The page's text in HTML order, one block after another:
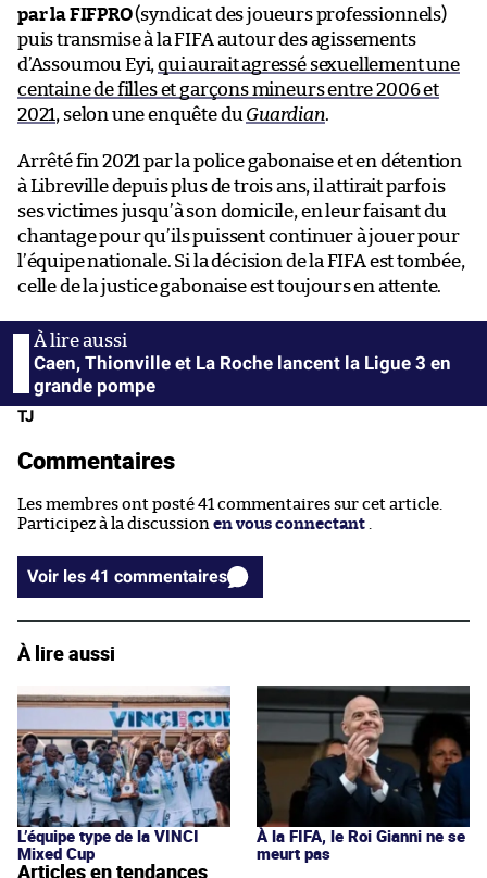
par la FIFPRO(syndicat des joueurs professionnels)
puis transmise à la FIFA autour des agissements
d’Assoumou Eyi,qui aurait agressé sexuellement une
centaine de filles et garçons mineurs entre 2006 et
2021, selon une enquête du Guardian.
Arrêté fin 2021 par la police gabonaise et en détention
à Libreville depuis plus de trois ans, il attirait parfois
ses victimes jusqu’à son domicile, en leur faisant du
chantage pour qu’ils puissent continuer à jouer pour
l’équipe nationale. Si la décision de la FIFA est tombée,
celle de la justice gabonaise est toujours en attente.
Caen, Thionville et La Roche lancent la Ligue 3 en
grande pompe
TJ
Commentaires
Les membres ont posté 41 commentaires sur cet article.
Participez à la discussion en vous connectant
Voir les 41 commentaires
À lire aussi
L’équipe type de la VINCI
Mixed Cup
À la FIFA, le Roi Gianni ne se
meurt pas
Articles en tendances